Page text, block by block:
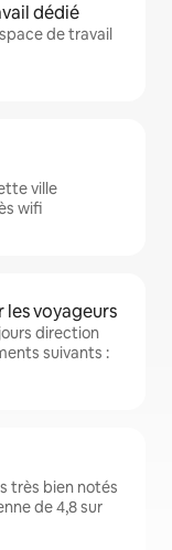
dédié
de travail
ville
wifi
voyageurs
direction
suivants :
très bien notés
de 4,8 sur